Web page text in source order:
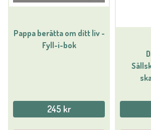
Pappa berätta om ditt liv -
Fyll-i-bok
245 kr